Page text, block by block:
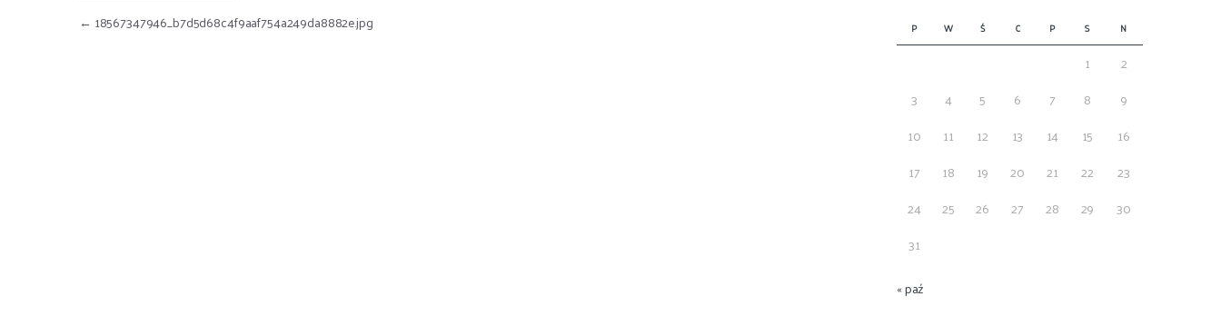
Nawigacja wpisu
← 18567347946_b7d5d68c4f9aaf754a249da8882e.jpg P W Ś C P S N
1
2
3
4 5 6 7 8
9
10
11 12 13 14 15
16
17
18 19 20 21 22
23
24
25 26 27 28 29
30
31
« paź